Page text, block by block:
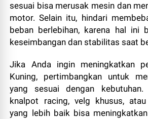
sesuai bisa merusak mesin dan
motor. Selain itu, hindari
beban berlebihan, karena hal ini
keseimbangan dan stabilitas saat
Jika Anda ingin meningkatkan
Kuning, pertimbangkan untuk
yang sesuai dengan
knalpot racing, velg khusus,
yang lebih baik bisa